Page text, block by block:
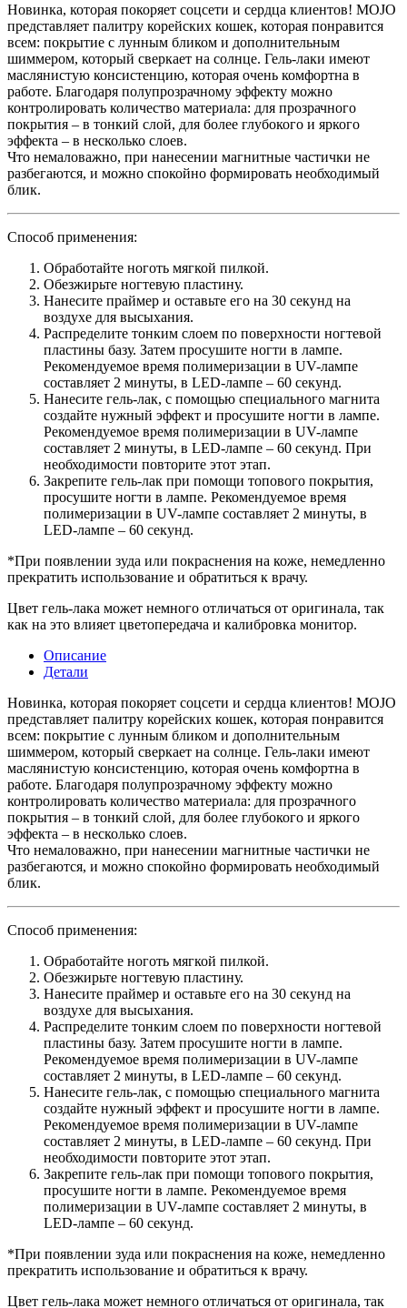
Новинка, которая покоряет соцсети и сердца клиентов! MOJO
представляет палитру корейских кошек, которая понравится
всем: покрытие с лунным бликом и дополнительным
шиммером, который сверкает на солнце. Гель-лаки имеют
маслянистую консистенцию, которая очень комфортна в
работе. Благодаря полупрозрачному эффекту можно
контролировать количество материала: для прозрачного
покрытия – в тонкий слой, для более глубокого и яркого
эффекта – в несколько слоев.
Что немаловажно, при нанесении магнитные частички не
разбегаются, и можно спокойно формировать необходимый
блик.
Способ применения:
Обработайте ноготь мягкой пилкой.
Обезжирьте ногтевую пластину.
Нанесите праймер и оставьте его на 30 секунд на
воздухе для высыхания.
Распределите тонким слоем по поверхности ногтевой
пластины базу. Затем просушите ногти в лампе.
Рекомендуемое время полимеризации в UV-лампе
составляет 2 минуты, в LED-лампе – 60 секунд.
Нанесите гель-лак, с помощью специального магнита
создайте нужный эффект и просушите ногти в лампе.
Рекомендуемое время полимеризации в UV-лампе
составляет 2 минуты, в LED-лампе – 60 секунд. При
необходимости повторите этот этап.
Закрепите гель-лак при помощи топового покрытия,
просушите ногти в лампе. Рекомендуемое время
полимеризации в UV-лампе составляет 2 минуты, в
LED-лампе – 60 секунд.
*При появлении зуда или покраснения на коже, немедленно
прекратить использование и обратиться к врачу.
Цвет гель-лака может немного отличаться от оригинала, так
как на это влияет цветопередача и калибровка монитор.
Описание
Детали
Новинка, которая покоряет соцсети и сердца клиентов! MOJO
представляет палитру корейских кошек, которая понравится
всем: покрытие с лунным бликом и дополнительным
шиммером, который сверкает на солнце. Гель-лаки имеют
маслянистую консистенцию, которая очень комфортна в
работе. Благодаря полупрозрачному эффекту можно
контролировать количество материала: для прозрачного
покрытия – в тонкий слой, для более глубокого и яркого
эффекта – в несколько слоев.
Что немаловажно, при нанесении магнитные частички не
разбегаются, и можно спокойно формировать необходимый
блик.
Способ применения:
Обработайте ноготь мягкой пилкой.
Обезжирьте ногтевую пластину.
Нанесите праймер и оставьте его на 30 секунд на
воздухе для высыхания.
Распределите тонким слоем по поверхности ногтевой
пластины базу. Затем просушите ногти в лампе.
Рекомендуемое время полимеризации в UV-лампе
составляет 2 минуты, в LED-лампе – 60 секунд.
Нанесите гель-лак, с помощью специального магнита
создайте нужный эффект и просушите ногти в лампе.
Рекомендуемое время полимеризации в UV-лампе
составляет 2 минуты, в LED-лампе – 60 секунд. При
необходимости повторите этот этап.
Закрепите гель-лак при помощи топового покрытия,
просушите ногти в лампе. Рекомендуемое время
полимеризации в UV-лампе составляет 2 минуты, в
LED-лампе – 60 секунд.
*При появлении зуда или покраснения на коже, немедленно
прекратить использование и обратиться к врачу.
Цвет гель-лака может немного отличаться от оригинала, так